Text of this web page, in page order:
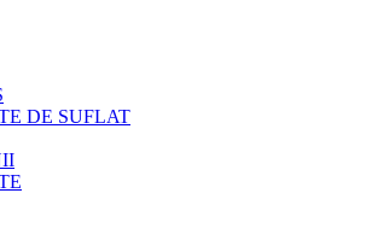
DE SUFLAT